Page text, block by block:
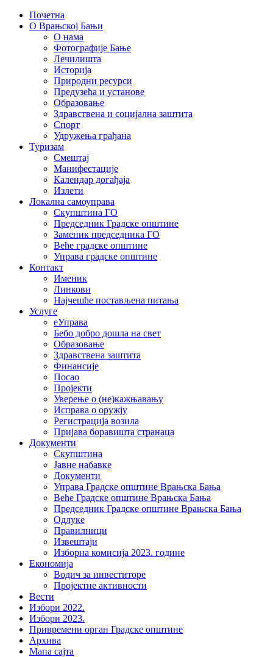
Почетна
О Врањској Бањи
О нама
Фотографије Бање
Лечилишта
Историја
Природни ресурси
Предузећа и установе
Образовање
Здравствена и социјална заштита
Спорт
Удружења грађана
Туризам
Смештај
Манифестације
Календар догађаја
Излети
Локална самоуправа
Скупштина ГО
Председник Градске општине
Заменик председника ГО
Веће градске општине
Управа градске општине
Контакт
Именик
Линкови
Најчешће постављена питања
Услуге
еУправа
Бебо добро дошла на свет
Образовање
Здравствена заштита
Финансије
Посао
Пројекти
Уверење о (не)кажњавању
Исправа о оружју
Регистрација возила
Пријава боравишта странаца
Документи
Скупштина
Јавне набавке
Документи
Управа Градске општине Врањска Бања
Веће Градске општине Врањска Бања
Председник Градске општине Врањска Бања
Одлуке
Правилници
Извештаји
Изборна комисија 2023. године
Економија
Водич за инвеститоре
Пројектне активности
Вести
Избори 2022.
Избори 2023.
Привремени орган Градске општине
Архива
Мапа сајта